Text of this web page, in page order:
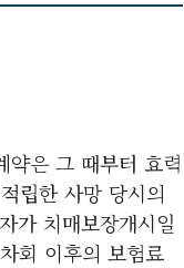
약은 그 때부터 효력
립한 사망 당시의
가 치매보장개시일
회 이후의 보험료